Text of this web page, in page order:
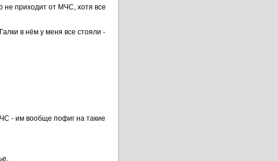
не приходит от МЧС, хотя все
в нём у меня все стояли -
- им вообще пофиг на такие